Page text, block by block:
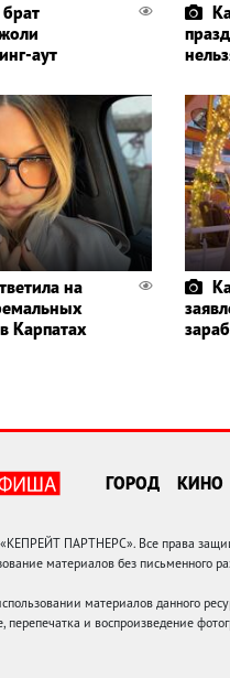
аут
на
Карпатах
ГОРОД КИНО
ПАРТНЕРС». Все права
материалов без
материалов данного
и воспроизведение